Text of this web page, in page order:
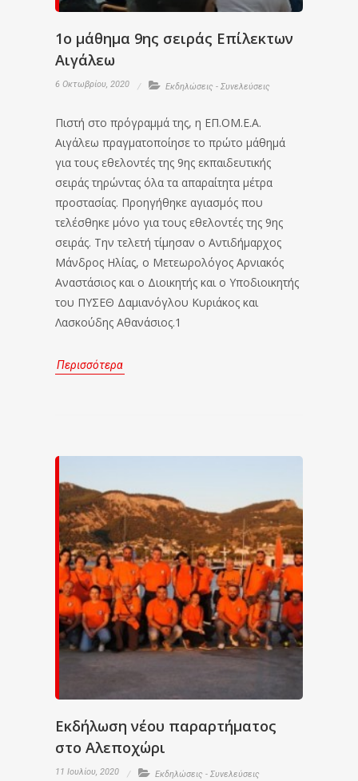
1ο μάθημα 9ης σειράς Επίλεκτων
Αιγάλεω
6 Οκτωβρίου, 2020 Εκδηλώσεις - Συνελεύσεις
Πιστή στο πρόγραμμά της, η ΕΠ.ΟΜ.Ε.Α.
Αιγάλεω πραγματοποίησε το πρώτο μάθημά
για τους εθελοντές της 9ης εκπαιδευτικής
σειράς τηρώντας όλα τα απαραίτητα μέτρα
προστασίας. Προηγήθηκε αγιασμός που
τελέσθηκε μόνο για τους εθελοντές της 9ης
σειράς. Την τελετή τίμησαν ο Αντιδήμαρχος
Μάνδρος Ηλίας, ο Μετεωρολόγος Αρνιακός
Αναστάσιος και ο Διοικητής και ο Υποδιοικητής
του ΠΥΣΕΘ Δαμιανόγλου Κυριάκος και
Λασκούδης Αθανάσιος.1
Περισσότερα
Εκδήλωση νέου παραρτήματος
στο Αλεποχώρι
11 Ιουλίου, 2020 Εκδηλώσεις - Συνελεύσεις